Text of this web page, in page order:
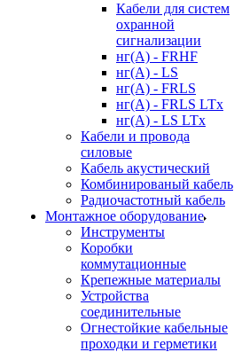
Кабели для систем
охранной
сигнализации
нг(A) - FRHF
нг(A) - LS
нг(А) - FRLS
нг(А) - FRLS LTx
нг(А) - LS LTx
Кабели и провода
силовые
Кабель акустический
Комбинированый кабель
Радиочастотный кабель
Монтажное оборудование
Инструменты
Коробки
коммутационные
Крепежные материалы
Устройства
соединительные
Огнестойкие кабельные
проходки и герметики